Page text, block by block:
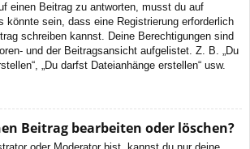
einen Beitrag zu antworten, musst du auf
könnte sein, dass eine Registrierung erforderlich
schreiben kannst. Deine Berechtigungen sind
und der Beitragsansicht aufgelistet. Z. B. „Du
„Du darfst Dateianhänge erstellen“ usw.
Beitrag bearbeiten oder löschen?